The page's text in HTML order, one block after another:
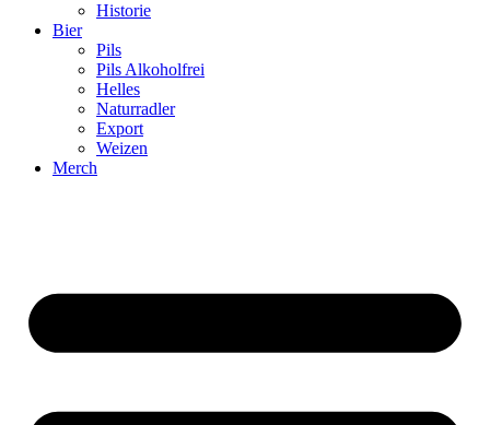
Historie
Bier
Pils
Pils Alkoholfrei
Helles
Naturradler
Export
Weizen
Merch